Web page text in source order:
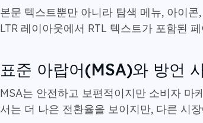
본문 텍스트뿐만 아니라 탐색 메뉴, 아이
LTR 레이아웃에서 RTL 텍스트가 포함된
표준 아랍어(MSA)와 방언
MSA는 안전하고 보편적이지만 소비자 마
서는 더 나은 전환율을 보이지만, 다른 시